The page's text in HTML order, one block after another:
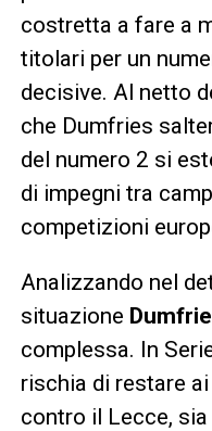
costretta a fare a
titolari per un
decisive. Al netto
che Dumfries
del numero 2 si
di impegni tra
competizioni
Analizzando nel
situazione
complessa. In
rischia di restare
contro il Lecce, sia